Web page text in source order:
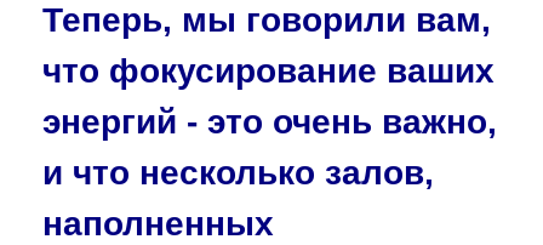
Теперь, мы говорили вам,
что фокусирование ваших
энергий - это очень важно,
и что несколько залов,
наполненных